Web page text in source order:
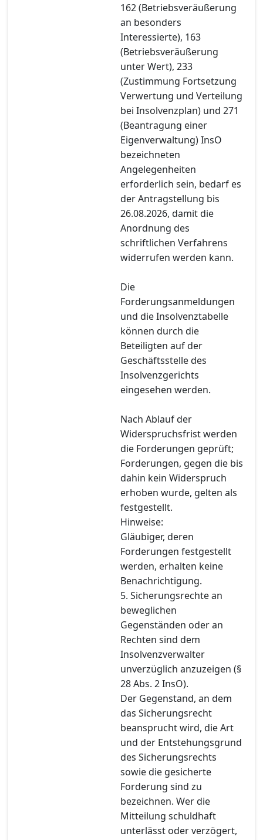
162 (Betriebsveräußerung
an besonders
Interessierte), 163
(Betriebsveräußerung
unter Wert), 233
(Zustimmung Fortsetzung
Verwertung und Verteilung
bei Insolvenzplan) und 271
(Beantragung einer
Eigenverwaltung) InsO
bezeichneten
Angelegenheiten
erforderlich sein, bedarf es
der Antragstellung bis
26.08.2026, damit die
Anordnung des
schriftlichen Verfahrens
widerrufen werden kann.
Die
Forderungsanmeldungen
und die Insolvenztabelle
können durch die
Beteiligten auf der
Geschäftsstelle des
Insolvenzgerichts
eingesehen werden.
Nach Ablauf der
Widerspruchsfrist werden
die Forderungen geprüft;
Forderungen, gegen die bis
dahin kein Widerspruch
erhoben wurde, gelten als
festgestellt.
Hinweise:
Gläubiger, deren
Forderungen festgestellt
werden, erhalten keine
Benachrichtigung.
5. Sicherungsrechte an
beweglichen
Gegenständen oder an
Rechten sind dem
Insolvenzverwalter
unverzüglich anzuzeigen (§
28 Abs. 2 InsO).
Der Gegenstand, an dem
das Sicherungsrecht
beansprucht wird, die Art
und der Entstehungsgrund
des Sicherungsrechts
sowie die gesicherte
Forderung sind zu
bezeichnen. Wer die
Mitteilung schuldhaft
unterlässt oder verzögert,